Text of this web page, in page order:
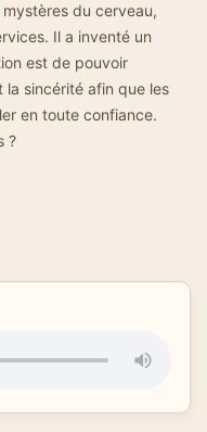
du cerveau,
Il a inventé un
est de pouvoir
la sincérité afin que les
en toute confiance.
?